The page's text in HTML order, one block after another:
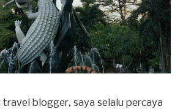
travel blogger, saya selalu percaya